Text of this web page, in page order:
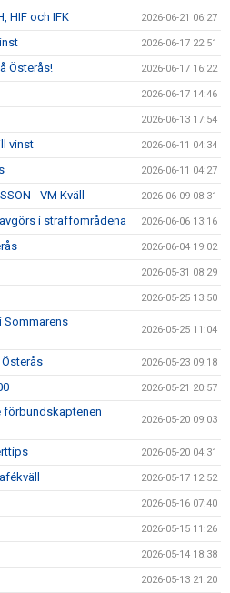
HIF och IFK 2026-06-21 06:27
2026-06-17 22:51
Österås! 2026-06-17 16:22
2026-06-17 14:46
2026-06-13 17:54
vinst 2026-06-11 04:34
2026-06-11 04:27
- VM Kväll 2026-06-09 08:31
i straffområdena 2026-06-06 13:16
2026-06-04 19:02
2026-05-31 08:29
2026-05-25 13:50
Sommarens
2026-05-25 11:04
Österås 2026-05-23 09:18
2026-05-21 20:57
förbundskaptenen
2026-05-20 09:03
2026-05-20 04:31
2026-05-17 12:52
2026-05-16 07:40
2026-05-15 11:26
2026-05-14 18:38
2026-05-13 21:20